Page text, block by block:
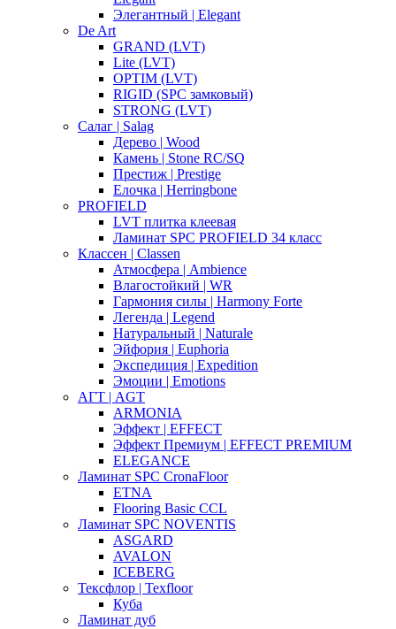
Элегантный | Elegant
De Art
GRAND (LVT)
Lite (LVT)
OPTIM (LVT)
RIGID (SPC замковый)
STRONG (LVT)
Салаг | Salag
Дерево | Wood
Камень | Stone RC/SQ
Престиж | Prestige
Елочка | Herringbone
PROFIELD
LVT плитка клеевая
Ламинат SPC PROFIELD 34 класс
Классен | Classen
Атмосфера | Ambience
Влагостойкий | WR
Гармония силы | Harmony Forte
Легенда | Legend
Натуральный | Naturale
Эйфория | Euphoria
Экспедиция | Expedition
Эмоции | Emotions
АГТ | AGT
ARMONIA
Эффект | EFFECT
Эффект Премиум | EFFECT PREMIUM
ELEGANCE
Ламинат SPC CronaFloor
ETNA
Flooring Basic CCL
Ламинат SPC NOVENTIS
ASGARD
AVALON
ICEBERG
Тексфлор | Texfloor
Куба
Ламинат дуб